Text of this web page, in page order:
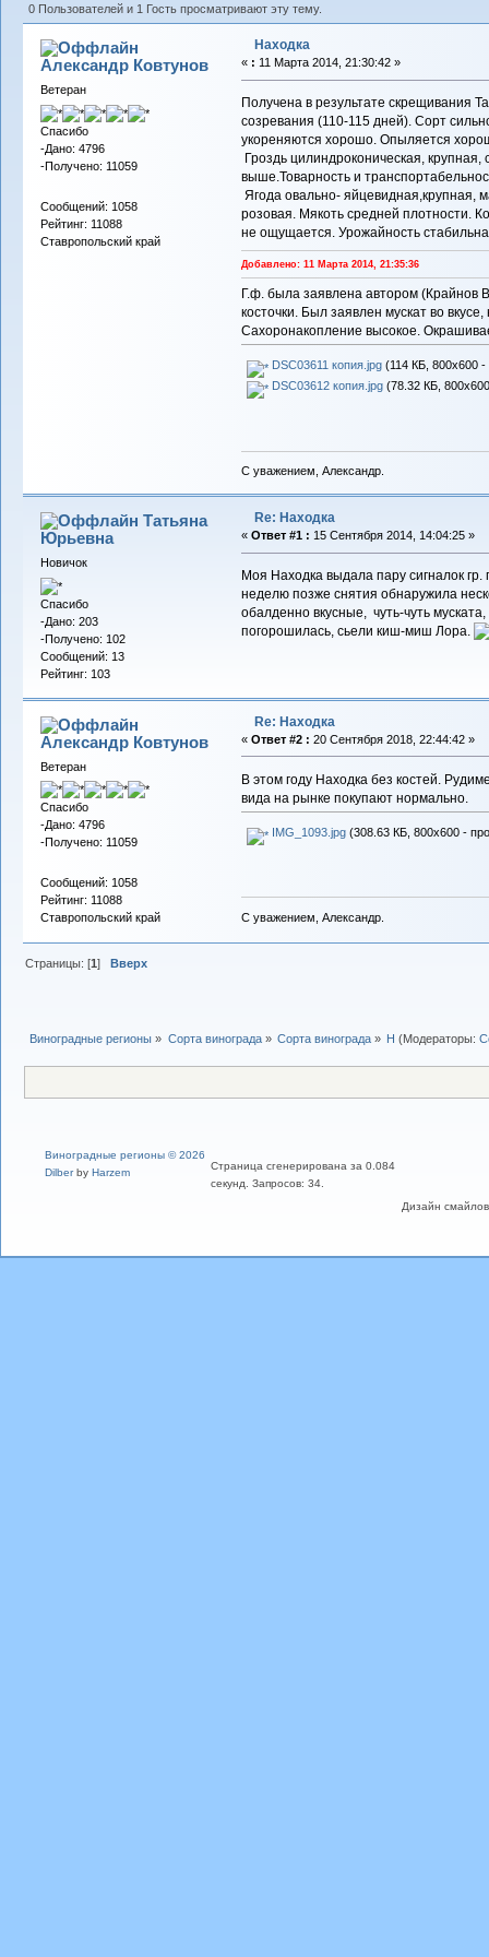
0 Пользователей и 1 Гость просматривают эту тему.
Александр Ковтунов
Ветеран
Спасибо
-Дано: 4796
-Получено: 11059
Сообщений: 1058
Рейтинг: 11088
Ставропольский край
Находка
« : 11 Марта 2014, 21:30:42 »
Получена в результате скрещивания
созревания (110-115 дней). Сорт
укореняются хорошо. Опыляется
Гроздь цилиндроконическая,
выше.Товарность и
Ягода овально- яйцевидная,крупная,
розовая. Мякоть средней плотности.
не ощущается. Урожайность
Добавлено: 11 Марта 2014, 21:35:36
Г.ф. была заявлена автором (Крайнов
косточки. Был заявлен мускат во
Сахоронакопление высокое.
DSC03611 копия.jpg(114 КБ, 800x600 -
DSC03612 копия.jpg(78.32 КБ,
С уважением, Александр.
Татьяна
Юрьевна
Новичок
Спасибо
-Дано: 203
-Получено: 102
Сообщений: 13
Рейтинг: 103
Re: Находка
« Ответ #1 : 15 Сентября 2014, 14:04:25 »
Моя Находка выдала пару сигналок
неделю позже снятия обнаружила
обалденно вкусные, чуть-чуть
погорошилась, сьели киш-миш Лора.
Александр Ковтунов
Ветеран
Спасибо
-Дано: 4796
-Получено: 11059
Сообщений: 1058
Рейтинг: 11088
Ставропольский край
Re: Находка
« Ответ #2 : 20 Сентября 2018, 22:44:42 »
В этом году Находка без костей.
вида на рынке покупают нормально.
IMG_1093.jpg(308.63 КБ, 800x600 -
С уважением, Александр.
Страницы: [1]Вверх
Виноградные регионы » Сорта винограда» Сорта винограда» Н (Модераторы:
Дизайн
Виноградные регионы © 2026
Dilberby Harzem
Страница сгенерирована за 0.084
секунд. Запросов: 34.